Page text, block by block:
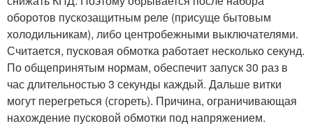
конденсатор
оборотов пускозащитным реле (присуще бытовым
холодильникам), либо центробежными выключателями.
Считается, пусковая обмотка работает несколько секунд.
По общепринятым нормам, обеспечит запуск 30 раз в
час длительностью 3 секунды каждый. Дальше витки
могут перегреться (сгореть). Причина, ограничивающая
нахождение пусковой обмотки под напряжением.